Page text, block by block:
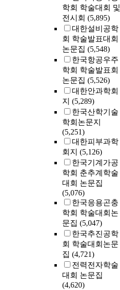
학회 학술대회 및
전시회 (5,895)
대한설비공학
회 학술발표대회
논문집 (5,548)
한국항공우주
학회 학술발표회
논문집 (5,526)
대한안과학회
지 (5,289)
한국산학기술
학회논문지
(5,251)
대한피부과학
회지 (5,126)
한국기계가공
학회 춘추계학술
대회 논문집
(5,076)
한국응용곤충
학회 학술대회논
문집 (5,047)
한국추진공학
회 학술대회논문
집 (4,721)
전력전자학술
대회 논문집
(4,620)